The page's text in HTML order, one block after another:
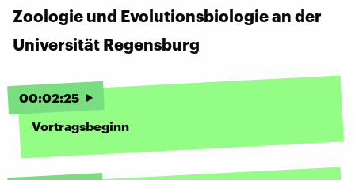
Zoologie und Evolutionsbiologie an der
Universität Regensburg
00:02:25
Vortragsbeginn